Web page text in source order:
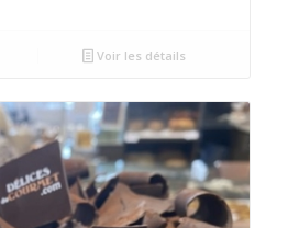
Voir les détails